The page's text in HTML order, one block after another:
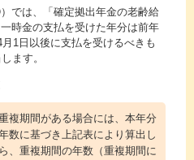
では、「確定拠出年金の老齢給
時金の支払を受けた年分は前年
1日以後に支払を受けるべきも
ます。
複期間がある場合には、本年分
数に基づき上記表により算出し
、重複期間の年数（重複期間に